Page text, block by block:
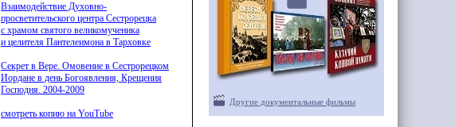
Взаимодействие Духовно-
просветительского центра Сестрорецка
с храмом святого великомученика
и целителя Пантелеимона в Тарховке
Секрет в Вере. Омовение в Сестрорецком
Иордане в день Богоявления, Крещения
Господня. 2004-2009
смотреть копию на YouTube
Другие документальные фильмы